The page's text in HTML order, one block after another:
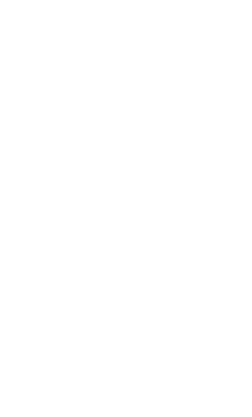
発に
トレン
ングカ
ソフト
ことを
対応を
自動車
今回の